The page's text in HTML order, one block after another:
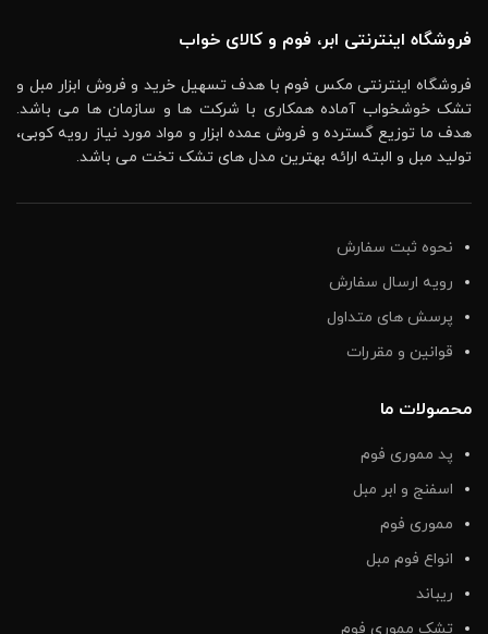
فروشگاه اینترنتی ابر، فوم و کالای خواب
فروشگاه اینترنتی مکس فوم با هدف تسهیل خرید و فروش ابزار مبل و
تشک خوشخواب آماده همکاری با شرکت ها و سازمان ها می باشد.
هدف ما توزیع گسترده و فروش عمده ابزار و مواد مورد نیاز رویه کوبی،
تولید مبل و البته ارائه بهترین مدل های تشک تخت می باشد.
نحوه ثبت سفارش
رویه ارسال سفارش
پرسش های متداول
قوانین و مقررات
محصولات ما
پد مموری فوم
اسفنج و ابر مبل
مموری فوم
انواع فوم مبل
ریباند
تشک مموری فوم